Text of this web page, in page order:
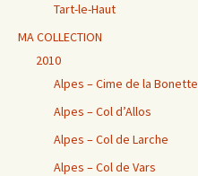
Tart-le-Haut
MA COLLECTION
2010
Alpes – Cime de la Bonette
Alpes – Col d’Allos
Alpes – Col de Larche
Alpes – Col de Vars